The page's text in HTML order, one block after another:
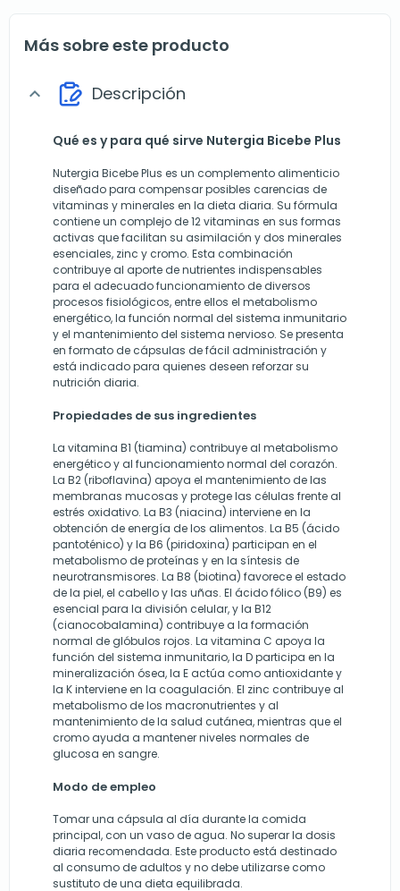
Más sobre este producto
expand_more Descripción
Qué es y para qué sirve Nutergia Bicebe Plus
Nutergia Bicebe Plus es un complemento alimenticio
diseñado para compensar posibles carencias de
vitaminas y minerales en la dieta diaria. Su fórmula
contiene un complejo de 12 vitaminas en sus formas
activas que facilitan su asimilación y dos minerales
esenciales, zinc y cromo. Esta combinación
contribuye al aporte de nutrientes indispensables
para el adecuado funcionamiento de diversos
procesos fisiológicos, entre ellos el metabolismo
energético, la función normal del sistema inmunitario
y el mantenimiento del sistema nervioso. Se presenta
en formato de cápsulas de fácil administración y
está indicado para quienes deseen reforzar su
nutrición diaria.
Propiedades de sus ingredientes
La vitamina B1 (tiamina) contribuye al metabolismo
energético y al funcionamiento normal del corazón.
La B2 (riboflavina) apoya el mantenimiento de las
membranas mucosas y protege las células frente al
estrés oxidativo. La B3 (niacina) interviene en la
obtención de energía de los alimentos. La B5 (ácido
pantoténico) y la B6 (piridoxina) participan en el
metabolismo de proteínas y en la síntesis de
neurotransmisores. La B8 (biotina) favorece el estado
de la piel, el cabello y las uñas. El ácido fólico (B9) es
esencial para la división celular, y la B12
(cianocobalamina) contribuye a la formación
normal de glóbulos rojos. La vitamina C apoya la
función del sistema inmunitario, la D participa en la
mineralización ósea, la E actúa como antioxidante y
la K interviene en la coagulación. El zinc contribuye al
metabolismo de los macronutrientes y al
mantenimiento de la salud cutánea, mientras que el
cromo ayuda a mantener niveles normales de
glucosa en sangre.
Modo de empleo
Tomar una cápsula al día durante la comida
principal, con un vaso de agua. No superar la dosis
diaria recomendada. Este producto está destinado
al consumo de adultos y no debe utilizarse como
sustituto de una dieta equilibrada.